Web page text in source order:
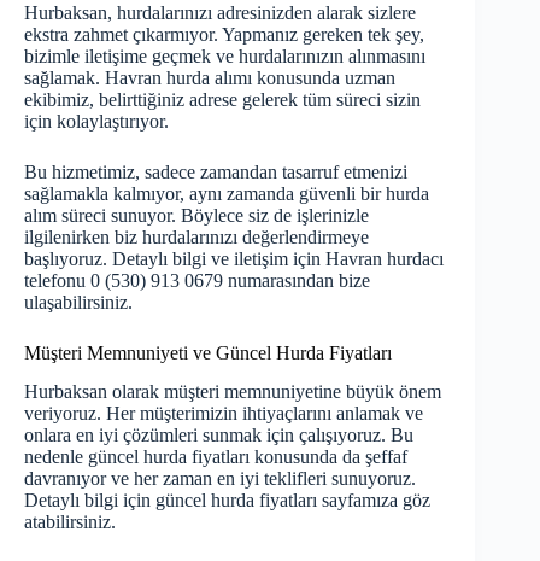
Hurbaksan, hurdalarınızı adresinizden alarak sizlere
ekstra zahmet çıkarmıyor. Yapmanız gereken tek şey,
bizimle iletişime geçmek ve hurdalarınızın alınmasını
sağlamak. Havran hurda alımı konusunda uzman
ekibimiz, belirttiğiniz adrese gelerek tüm süreci sizin
için kolaylaştırıyor.
Bu hizmetimiz, sadece zamandan tasarruf etmenizi
sağlamakla kalmıyor, aynı zamanda güvenli bir hurda
alım süreci sunuyor. Böylece siz de işlerinizle
ilgilenirken biz hurdalarınızı değerlendirmeye
başlıyoruz. Detaylı bilgi ve iletişim için Havran hurdacı
telefonu 0 (530) 913 0679 numarasından bize
ulaşabilirsiniz.
Müşteri Memnuniyeti ve Güncel Hurda Fiyatları
Hurbaksan olarak müşteri memnuniyetine büyük önem
veriyoruz. Her müşterimizin ihtiyaçlarını anlamak ve
onlara en iyi çözümleri sunmak için çalışıyoruz. Bu
nedenle güncel hurda fiyatları konusunda da şeffaf
davranıyor ve her zaman en iyi teklifleri sunuyoruz.
Detaylı bilgi için güncel hurda fiyatları sayfamıza göz
atabilirsiniz.